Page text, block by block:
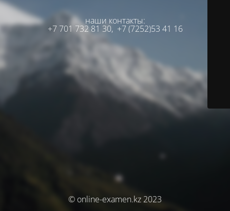
наши контакты:
+7 701 732 81 30, +7 (7252)53 41 16
© online-examen.kz 2023